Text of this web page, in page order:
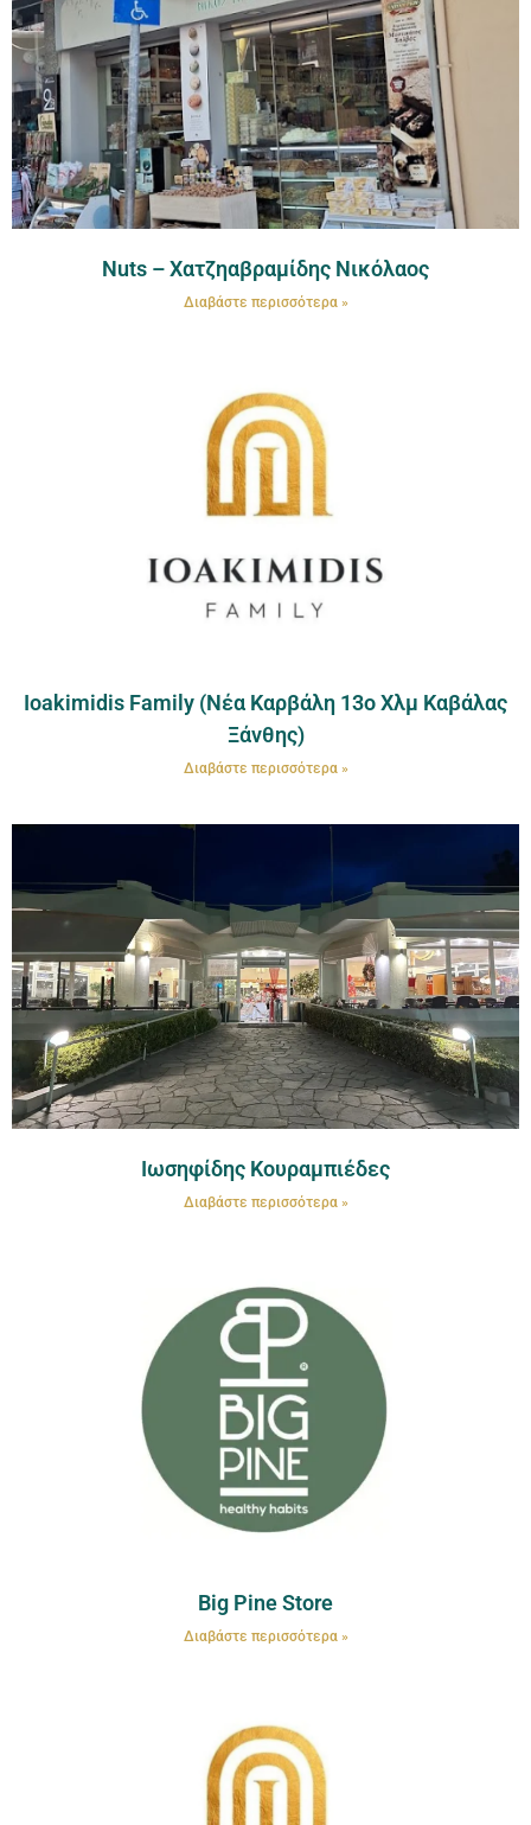
Nuts – Χατζηαβραμίδης Νικόλαος
Διαβάστε περισσότερα »
Ioakimidis Family (Nέα Καρβάλη 13ο Χλμ Καβάλας
Ξάνθης)
Διαβάστε περισσότερα »
Ιωσηφίδης Κουραμπιέδες
Διαβάστε περισσότερα »
Big Pine Store
Διαβάστε περισσότερα »